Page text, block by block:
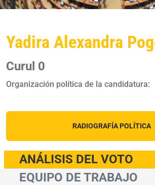
Yadira Alexandra
Curul 0
Organización política de la candidatura:
RADIOGRAFÍA POLÍTICA
ANÁLISIS DEL VOTO
EQUIPO DE TRABAJO